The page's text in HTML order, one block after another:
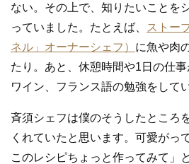
ない。その上で、知りたいことを
っていました。たとえば、
ストー
ネル」オーナーシェフ） に魚や肉
たり。あと、休憩時間や1日の仕
ワイン、フランス語の勉強をして
斉須シェフは僕のそうしたところ
くれていたと思います。可愛がっ
このレシピちょっと作ってみて」